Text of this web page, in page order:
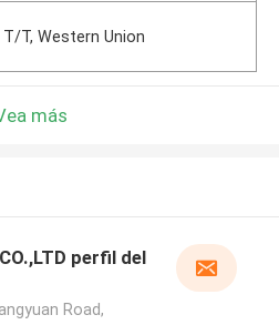
T/T, Western Union
más
perfil del
Road,